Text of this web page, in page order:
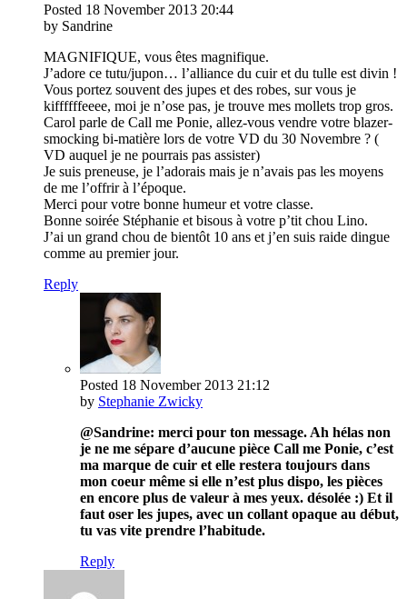
Posted 18 November 2013 20:44
by Sandrine
MAGNIFIQUE, vous êtes magnifique.
J’adore ce tutu/jupon… l’alliance du cuir et du tulle est divin !
Vous portez souvent des jupes et des robes, sur vous je
kiffffffeeee, moi je n’ose pas, je trouve mes mollets trop gros.
Carol parle de Call me Ponie, allez-vous vendre votre blazer-
smocking bi-matière lors de votre VD du 30 Novembre ? (
VD auquel je ne pourrais pas assister)
Je suis preneuse, je l’adorais mais je n’avais pas les moyens
de me l’offrir à l’époque.
Merci pour votre bonne humeur et votre classe.
Bonne soirée Stéphanie et bisous à votre p’tit chou Lino.
J’ai un grand chou de bientôt 10 ans et j’en suis raide dingue
comme au premier jour.
Reply
Posted 18 November 2013 21:12
by Stephanie Zwicky
@Sandrine: merci pour ton message. Ah hélas non
je ne me sépare d’aucune pièce Call me Ponie, c’est
ma marque de cuir et elle restera toujours dans
mon coeur même si elle n’est plus dispo, les pièces
en encore plus de valeur à mes yeux. désolée :) Et il
faut oser les jupes, avec un collant opaque au début,
tu vas vite prendre l’habitude.
Reply